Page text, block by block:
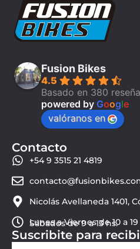
Fusion Bikes
4.5
Basado en 380
powered by Google
valóranos en
Contacto
+54 9 3515 21 4819
Nicolás Avellaneda 1401,
Lunes a Viernes de 10 a 19
Sábados de 9 a 13 hs.
Suscribite para